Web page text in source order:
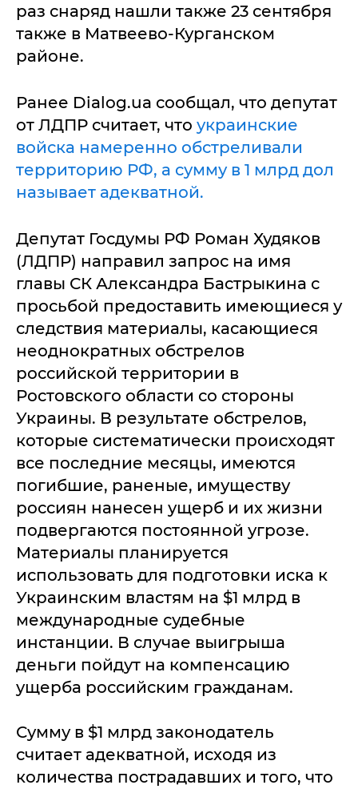
раз снаряд нашли также 23 сентября
также в Матвеево-Курганском
районе.
Ранее Dialog.ua сообщал, что депутат
от ЛДПР считает, что украинские
войска намеренно обстреливали
территорию РФ, а сумму в 1 млрд дол
называет адекватной.
Депутат Госдумы РФ Роман Худяков
(ЛДПР) направил запрос на имя
главы СК Александра Бастрыкина с
просьбой предоставить имеющиеся у
следствия материалы, касающиеся
неоднократных обстрелов
российской территории в
Ростовского области со стороны
Украины. В результате обстрелов,
которые систематически происходят
все последние месяцы, имеются
погибшие, раненые, имуществу
россиян нанесен ущерб и их жизни
подвергаются постоянной угрозе.
Материалы планируется
использовать для подготовки иска к
Украинским властям на $1 млрд в
международные судебные
инстанции. В случае выигрыша
деньги пойдут на компенсацию
ущерба российским гражданам.
Сумму в $1 млрд законодатель
считает адекватной, исходя из
количества пострадавших и того, что